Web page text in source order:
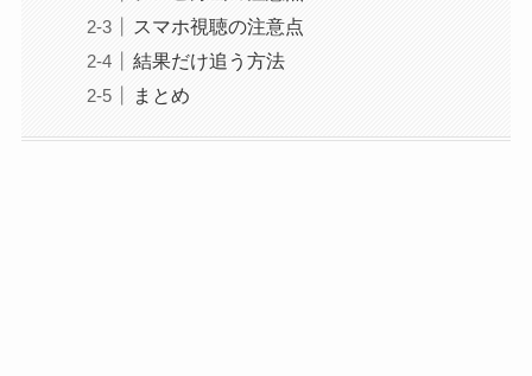
スマホ視聴の注意点
結果だけ追う方法
まとめ